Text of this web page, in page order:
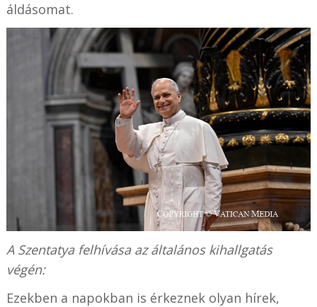
áldásomat.
A Szentatya felhívása az általános kihallgatás
végén:
Ezekben a napokban is érkeznek olyan hírek,